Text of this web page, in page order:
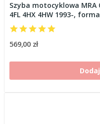
Szyba motocyklowa MRA
4FL 4HX 4HW 1993-,
569,00 zł